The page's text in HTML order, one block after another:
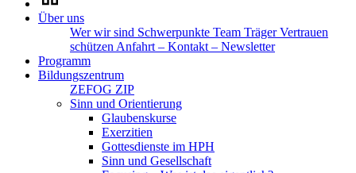
Über uns
Wer wir sind Schwerpunkte Team TrägerVertrauen
schützen Anfahrt – Kontakt – Newsletter
Programm
Bildungszentrum
ZEFOG ZIP
Sinn und Orientierung
Glaubenskurse
Exerzitien
Gottesdienste im HPH
Sinn und Gesellschaft